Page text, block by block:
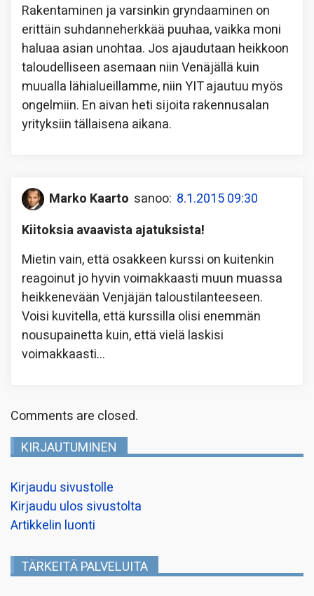
Rakentaminen ja varsinkin gryndaaminen on
erittäin suhdanneherkkää puuhaa, vaikka moni
haluaa asian unohtaa. Jos ajaudutaan heikkoon
taloudelliseen asemaan niin Venäjällä kuin
muualla lähialueillamme, niin YIT ajautuu myös
ongelmiin. En aivan heti sijoita rakennusalan
yrityksiin tällaisena aikana.
Marko Kaarto sanoo: 8.1.2015 09:30
Kiitoksia avaavista ajatuksista!
Mietin vain, että osakkeen kurssi on kuitenkin
reagoinut jo hyvin voimakkaasti muun muassa
heikkenevään Venjäjän taloustilanteeseen.
Voisi kuvitella, että kurssilla olisi enemmän
nousupainetta kuin, että vielä laskisi
voimakkaasti…
Comments are closed.
KIRJAUTUMINEN
Kirjaudu sivustolle
Kirjaudu ulos sivustolta
Artikkelin luonti
TÄRKEITÄ PALVELUITA